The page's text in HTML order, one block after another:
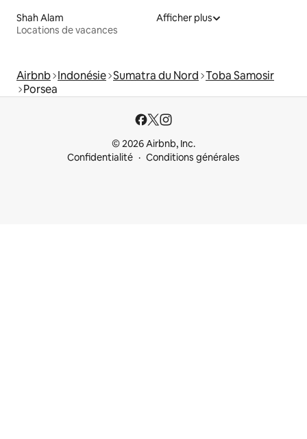
Shah Alam
Locations de vacances
Afficher plus
Airbnb Indonésie Sumatra du Nord Toba Samosir
Porsea
© 2026 Airbnb, Inc.
Confidentialité
Conditions générales